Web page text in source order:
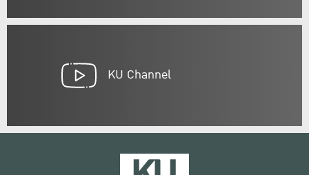
KU Channel